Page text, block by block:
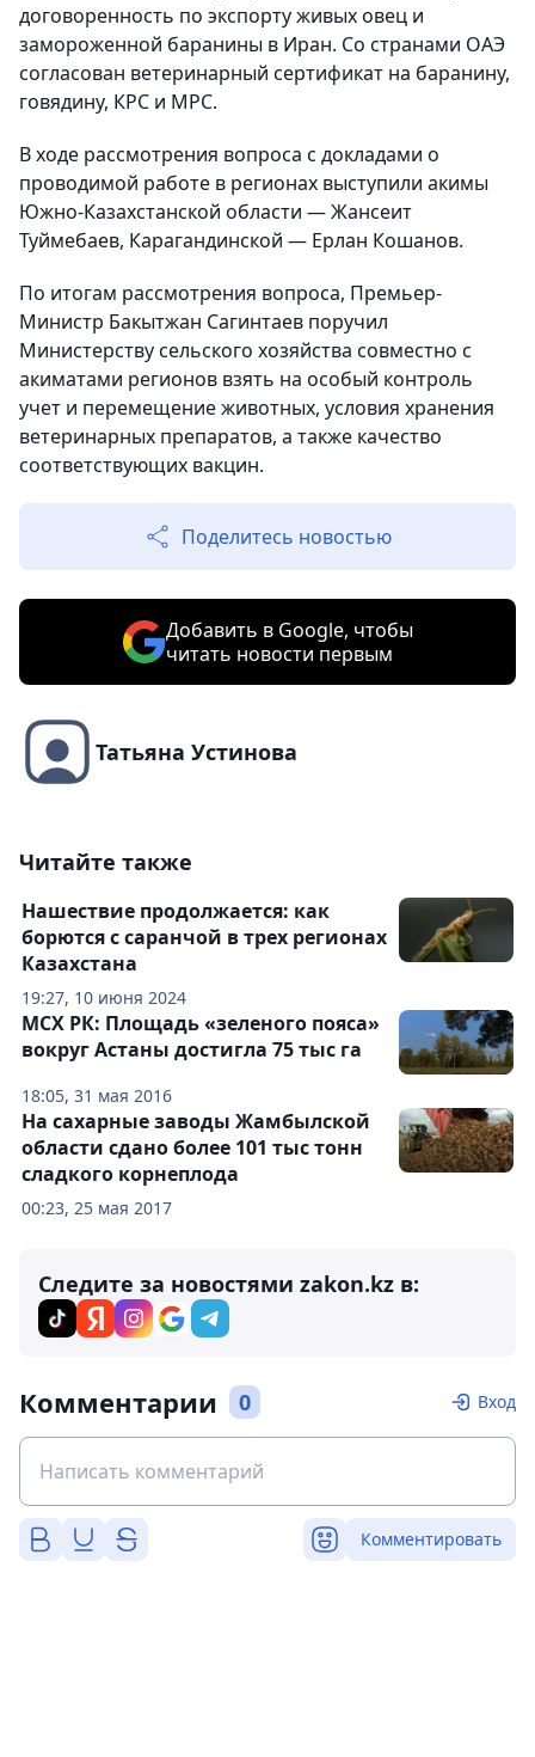
договоренность по экспорту живых овец и
замороженной баранины в Иран. Со странами ОАЭ
согласован ветеринарный сертификат на баранину,
говядину, КРС и МРС.
В ходе рассмотрения вопроса с докладами о
проводимой работе в регионах выступили акимы
Южно-Казахстанской области — Жансеит
Туймебаев, Карагандинской — Ерлан Кошанов.
По итогам рассмотрения вопроса, Премьер-
Министр Бакытжан Сагинтаев поручил
Министерству сельского хозяйства совместно с
акиматами регионов взять на особый контроль
учет и перемещение животных, условия хранения
ветеринарных препаратов, а также качество
соответствующих вакцин.
Поделитесь новостью
Добавить в Google, чтобы
читать новости первым
Татьяна Устинова
Читайте также
19:27, 10 июня 2024
Нашествие продолжается: как
борются с саранчой в трех регионах
Казахстана
18:05, 31 мая 2016
МСХ РК: Площадь «зеленого пояса»
вокруг Астаны достигла 75 тыс га
00:23, 25 мая 2017
На сахарные заводы Жамбылской
области сдано более 101 тыс тонн
сладкого корнеплода
Следите за новостями zakon.kz в:
Комментарии 0 Вход
Комментировать